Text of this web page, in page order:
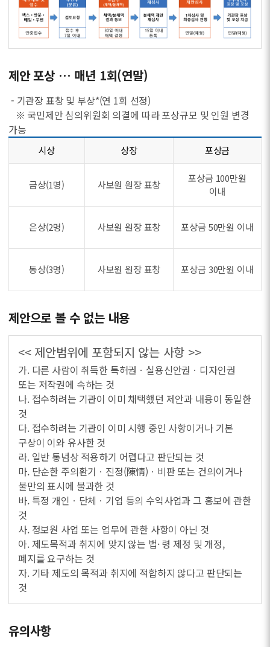
제안 포상 … 매년 1회(연말)
- 기관장 표창 및 부상*(연 1회 선정)
※ 국민제안 심의위원회 의결에 따라 포상규모 및 인원 변경
가능
시상 상장 포상금
금상(1명) 사보원 원장 표창
포상금 100만원
이내
은상(2명) 사보원 원장 표창 포상금 50만원 이내
동상(3명) 사보원 원장 표창 포상금 30만원 이내
제안으로 볼 수 없는 내용
<< 제안범위에 포함되지 않는 사항 >>
가. 다른 사람이 취득한 특허권ㆍ실용신안권ㆍ디자인권
또는 저작권에 속하는 것
나. 접수하려는 기관이 이미 채택했던 제안과 내용이 동일한
것
다. 접수하려는 기관이 이미 시행 중인 사항이거나 기본
구상이 이와 유사한 것
라. 일반 통념상 적용하기 어렵다고 판단되는 것
마. 단순한 주의환기ㆍ진정(陳情)ㆍ비판 또는 건의이거나
불만의 표시에 불과한 것
바. 특정 개인ㆍ단체ㆍ기업 등의 수익사업과 그 홍보에 관한
것
사. 정보원 사업 또는 업무에 관한 사항이 아닌 것
아. 제도목적과 취지에 맞지 않는 법· 령 제정 및 개정,
폐지를 요구하는 것
자. 기타 제도의 목적과 취지에 적합하지 않다고 판단되는
것
유의사항